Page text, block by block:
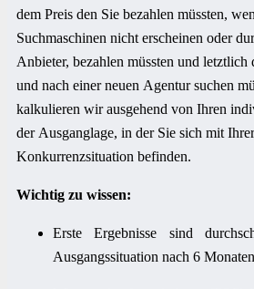
dem Preis den Sie bezahlen müssten,
Suchmaschinen nicht erscheinen oder
Anbieter, bezahlen müssten und
und nach einer neuen Agentur suchen
kalkulieren wir ausgehend von Ihren
der Ausganglage, in der Sie sich mit
Konkurrenzsituation befinden.
Wichtig zu wissen:
Erste Ergebnisse sind
Ausgangssituation nach 6